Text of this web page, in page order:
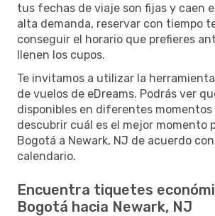
tus fechas de viaje son fijas y caen
alta demanda, reservar con tiempo
conseguir el horario que prefieres
llenen los cupos.
Te invitamos a utilizar la
de vuelos de eDreams. Podrás ver
disponibles en diferentes momentos
descubrir cuál es el mejor momento
Bogotá a Newark, NJ de acuerdo
calendario.
Encuentra tiquetes
Bogotá hacia Newark, NJ